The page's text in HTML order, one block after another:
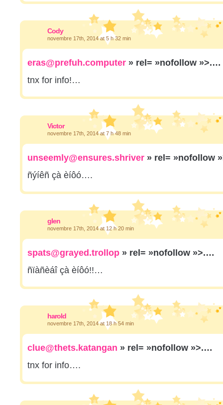
Cody
novembre 17th, 2014 at 5 h 32 min
eras@prefuh.computer » rel= »nofollow »>.…
tnx for info!…
Victor
novembre 17th, 2014 at 7 h 48 min
unseemly@ensures.shriver » rel= »nofollow
ñýíêñ çà èíôó….
glen
novembre 17th, 2014 at 12 h 20 min
spats@grayed.trollop » rel= »nofollow »>.…
ñïàñèáî çà èíôó!!…
harold
novembre 17th, 2014 at 18 h 54 min
clue@thets.katangan » rel= »nofollow »>.…
tnx for info….